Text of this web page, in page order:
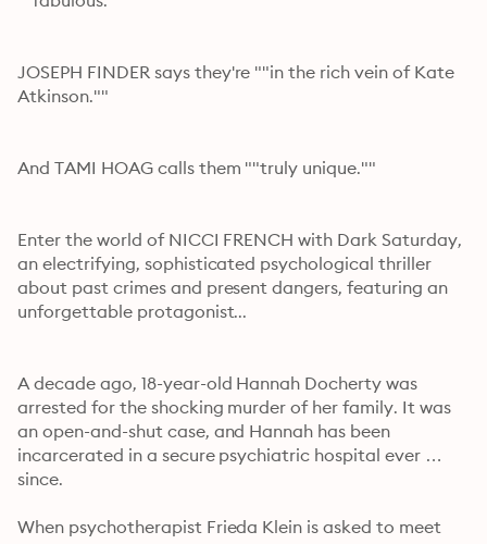
JOSEPH FINDER says they're ""in the rich vein of Kate
And TAMI HOAG calls them ""truly unique.""
Enter the world of NICCI FRENCH with Dark Saturday,
an electrifying, sophisticated psychological thriller
about past crimes and present dangers, featuring an
unforgettable protagonist...
A decade ago, 18-year-old Hannah Docherty was
arrested for the shocking murder of her family. It was
an open-and-shut case, and Hannah has been
incarcerated in a secure psychiatric hospital ever
since.
When psychotherapist Frieda Klein is asked to meet